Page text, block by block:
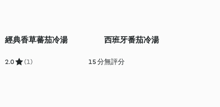
經典香草蕃茄冷湯
2.0 (1) 15 分
西班牙番茄冷湯
無評分